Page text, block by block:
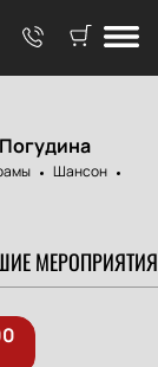
Шансон
МЕРОПРИЯТИЯ